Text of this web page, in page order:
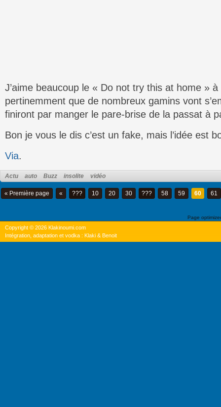
J’aime beaucoup le « Do not try this at home » à
pertinemment que de nombreux gamins vont
finiront par manger le pare-brise de la passat à
Bon je vous le dis c’est un fake, mais l’idée est
Via.
Actu auto Buzz insolite vidéo
« Première page « ??? 10 20 30 ??? 58 59 60 61
Page
Copyright © 2026 Klakinoumi.com
Intégration, adaptation et vodka : Klaki & Benoit